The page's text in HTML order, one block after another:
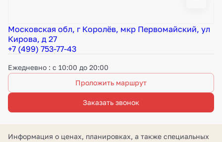
Московская обл, г Королёв, мкр Первомайский, ул
Кирова, д 27
+7 (499) 753-77-43
Ежедневно : с 10:00 до 20:00
Проложить маршрут
Заказать звонок
Информация о ценах, планировках, а также специальных